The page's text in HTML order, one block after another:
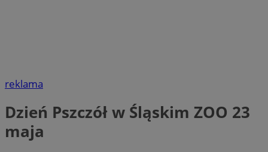
reklama
Dzień Pszczół w Śląskim ZOO 23
maja